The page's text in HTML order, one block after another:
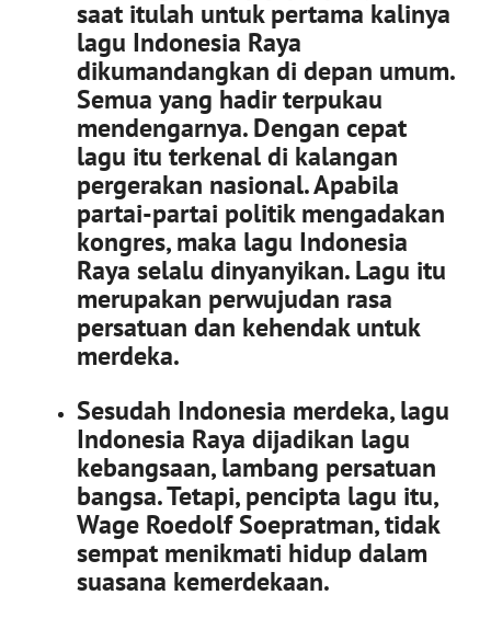
saat itulah untuk pertama kalinya
lagu Indonesia Raya
dikumandangkan di depan umum.
Semua yang hadir terpukau
mendengarnya. Dengan cepat
lagu itu terkenal di kalangan
pergerakan nasional. Apabila
partai-partai politik mengadakan
kongres, maka lagu Indonesia
Raya selalu dinyanyikan. Lagu itu
merupakan perwujudan rasa
persatuan dan kehendak untuk
merdeka.
Sesudah Indonesia merdeka, lagu
Indonesia Raya dijadikan lagu
kebangsaan, lambang persatuan
bangsa. Tetapi, pencipta lagu itu,
Wage Roedolf Soepratman, tidak
sempat menikmati hidup dalam
suasana kemerdekaan.